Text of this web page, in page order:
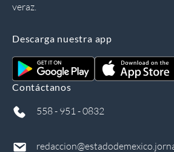
veraz.
Descarga nuestra app
Contáctanos
558 - 951 - 0832